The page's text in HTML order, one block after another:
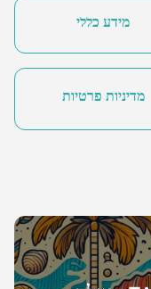
מידע כללי
מדיניות פרטיות